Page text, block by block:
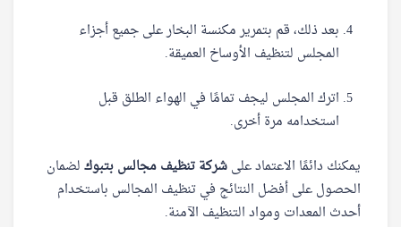
بعد ذلك، قم بتمرير مكنسة البخار على جميع أجزاء
المجلس لتنظيف الأوساخ العميقة.
اترك المجلس ليجف تمامًا في الهواء الطلق قبل
استخدامه مرة أخرى.
يمكنك دائمًا الاعتماد علىشركة تنظيف مجالس بتبوكلضمان
الحصول على أفضل النتائج في تنظيف المجالس باستخدام
أحدث المعدات ومواد التنظيف الآمنة.